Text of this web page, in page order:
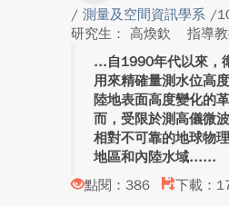
/ 測量及空間資訊學系 /
研究生： 高煥欽
指導教
自1990年代以來，
用來精確量測水位高
陸地表面高度變化的
而，受限於測高儀微
相對不可靠的地球物
地區和內陸水域...
點閱：386
下載：